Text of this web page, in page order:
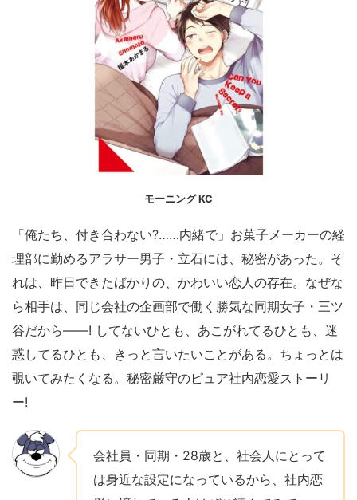
モーニング KC
「俺たち、付き合わない?……内緒で」お菓子メーカーの経
理部に勤めるアラサー男子・立石には、秘密があった。そ
れは、昨日できたばかりの、かわいい恋人の存在。なぜな
ら相手は、同じ会社の企画部で働く勝気な同期女子・三ツ
谷だから――! してないひとも、あこがれてるひとも、迷
惑してるひとも、きっと言いたいことがある。ちょっとは
覗いてみたくなる。秘密厳守のピュア社内恋愛ストーリ
ー!
会社員・同期・28歳と、社会人にとって
は身近な設定になっているから、社内恋